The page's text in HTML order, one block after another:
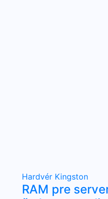
Hardvér Kingston
RAM pre